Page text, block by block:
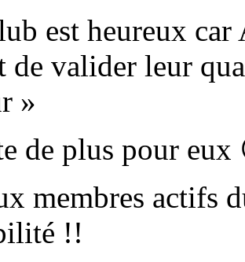
est heureux
de valider leur
»
de plus pour eux
membres actifs
!!